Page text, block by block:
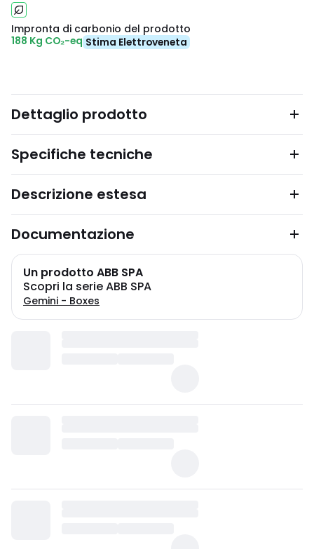
Impronta di carbonio del prodotto
188 Kg CO₂-eq Stima Elettroveneta
Dettaglio prodotto
Specifiche tecniche
Descrizione estesa
Documentazione
Un prodotto ABB SPA
Scopri la serie ABB SPA
Gemini - Boxes